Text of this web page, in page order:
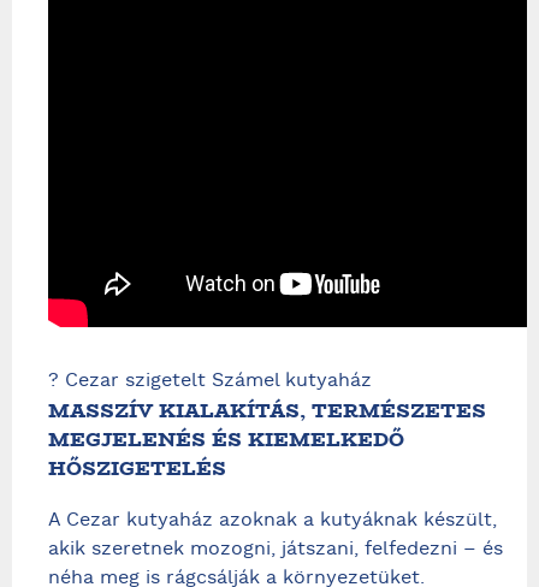
? Cezar szigetelt Számel kutyaház
MASSZÍV KIALAKÍTÁS, TERMÉSZETES
MEGJELENÉS ÉS KIEMELKEDŐ
HŐSZIGETELÉS
A Cezar kutyaház azoknak a kutyáknak készült,
akik szeretnek mozogni, játszani, felfedezni – és
néha meg is rágcsálják a környezetüket.